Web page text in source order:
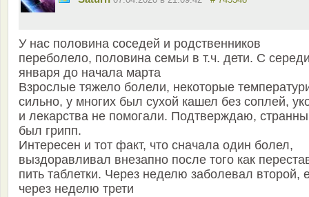
У нас половина соседей и родственников
переболело, половина семьи в т.ч. дети. С
января до начала марта
Взрослые тяжело болели, некоторые
сильно, у многих был сухой кашел без соплей,
и лекарства не помогали. Подтверждаю,
был грипп.
Интересен и тот факт, что сначала один болел,
выздоравливал внезапно после того как
пить таблетки. Через неделю заболевал второй,
через неделю трети